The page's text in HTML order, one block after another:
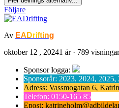
Följare
Av EADrifting
oktober 12 , 20241 år· 789 visningar
Sponsor logga:
Sponsorår: 2023, 2024, 2025,
Adress: Vassmogatan 6,
Telefon: 0150-165 85
Epost: